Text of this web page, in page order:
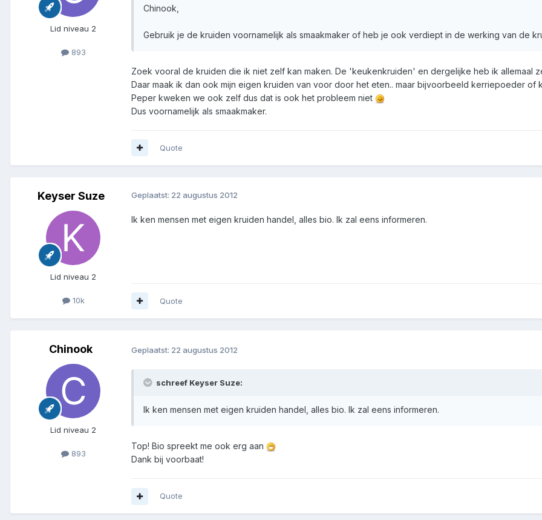
Lid niveau 2
893
Chinook,
Gebruik je de kruiden voornamelijk als smaakmaker of heb je ook verdiept in de werking van de
Zoek vooral de kruiden die ik niet zelf kan maken. De 'keukenkruiden' en dergelijke heb ik allemaal
Daar maak ik dan ook mijn eigen kruiden van voor door het eten.. maar bijvoorbeeld kerriepoeder of
Peper kweken we ook zelf dus dat is ook het probleem niet
Dus voornamelijk als smaakmaker.
Quote
Keyser Suze
Lid niveau 2
10k
Geplaatst: 22 augustus 2012
Ik ken mensen met eigen kruiden handel, alles bio. Ik zal eens informeren.
Quote
Chinook
Lid niveau 2
893
Geplaatst: 22 augustus 2012
schreef Keyser Suze:
Ik ken mensen met eigen kruiden handel, alles bio. Ik zal eens informeren.
Top! Bio spreekt me ook erg aan
Dank bij voorbaat!
Quote